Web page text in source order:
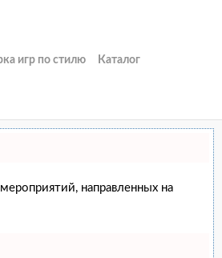
игр по стилю Каталог
направленных на